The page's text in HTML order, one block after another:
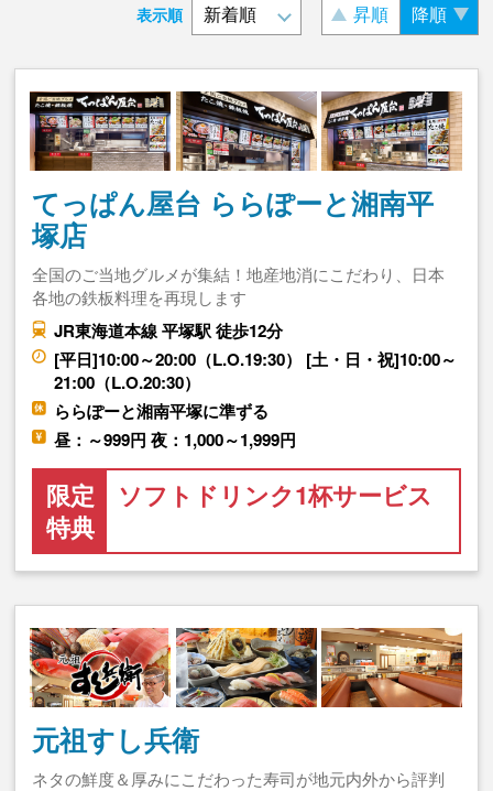
表示順 昇順 降順
てっぱん屋台 ららぽーと湘南平
塚店
全国のご当地グルメが集結！地産地消にこだわり、日本
各地の鉄板料理を再現します
JR東海道本線 平塚駅 徒歩12分
[平日]10:00～20:00（L.O.19:30） [土・日・祝]10:00～
21:00（L.O.20:30）
ららぽーと湘南平塚に準ずる
昼：～999円 夜：1,000～1,999円
限定
特典
ソフトドリンク1杯サービス
元祖すし兵衛
ネタの鮮度＆厚みにこだわった寿司が地元内外から評判